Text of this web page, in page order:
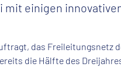
einigen
das Freileitungsnetz
die Hälfte des